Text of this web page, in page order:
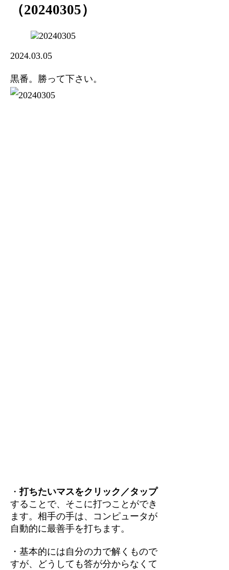
（20240305）
2024.03.05
黒番。勝って下さい。
・打ちたいマスをクリック／タップ
することで、そこに打つことができ
ます。相手の手は、コンピュータが
自動的に最善手を打ちます。
・基本的には自分の力で解くもので
すが、どうしても答が分からなくて